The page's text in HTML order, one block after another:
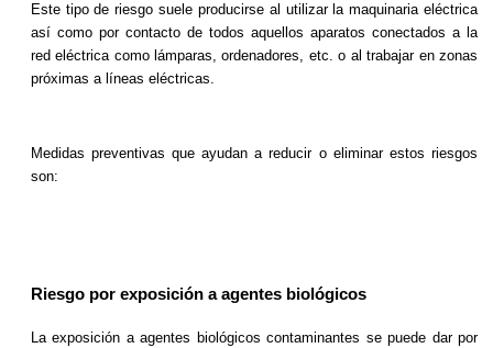
Este tipo de riesgo suele producirse al utilizar la maquinaria eléctrica
así como por contacto de todos aquellos aparatos conectados a la
red eléctrica como lámparas, ordenadores, etc. o al trabajar en zonas
próximas a líneas eléctricas.
Medidas preventivas que ayudan a reducir o eliminar estos riesgos
son:
Riesgo por exposición a agentes biológicos
La exposición a agentes biológicos contaminantes se puede dar por